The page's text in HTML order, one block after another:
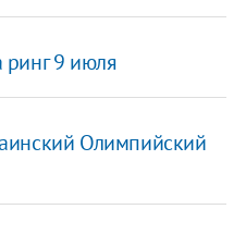
ринг 9 июля
Олимпийский